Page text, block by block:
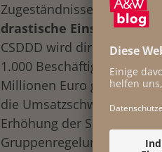
Zugeständnisse nötig.
drastische
CSDDD wird direkt
1.000 Beschäftigten und
Millionen Euro gelten. Bei
die Umsatzschwelle
Erhöhung der
Gruppenregelung erreicht